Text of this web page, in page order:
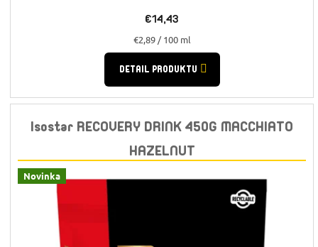
€14,43
Jednotková
cena:
€2,89 / 100 ml
DETAIL PRODUKTU
Isostar RECOVERY DRINK 450G MACCHIATO
HAZELNUT
Novinka